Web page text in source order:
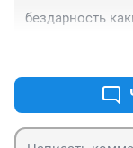
бездарность